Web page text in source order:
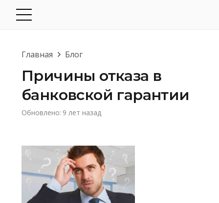
Главная Блог
Причины отказа в
банковской гарантии
Обновлено: 9 лет назад